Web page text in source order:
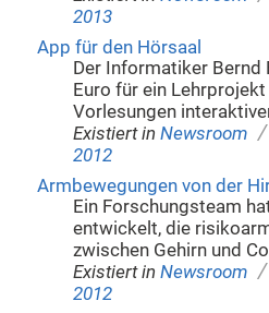
2013
App für den Hörsaal
Der Informatiker Bernd
Euro für ein
Vorlesungen
Existiert in Newsroom /
2012
Armbewegungen von der
Ein Forschungsteam
entwickelt, die
zwischen Gehirn und
Existiert in Newsroom /
2012